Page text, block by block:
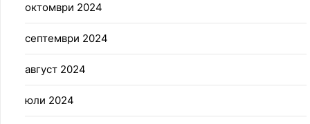
октомври 2024
септември 2024
август 2024
юли 2024